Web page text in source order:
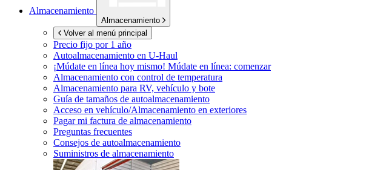
Almacenamiento
Almacenamiento
Volver al menú principal
Precio fijo por 1 año
Autoalmacenamiento en U-Haul
¡Múdate en línea hoy mismo! Múdate en línea: comenzar
Almacenamiento con control de temperatura
Almacenamiento para RV, vehículo y bote
Guía de tamaños de autoalmacenamiento
Acceso en vehículo/Almacenamiento en exteriores
Pagar mi factura de almacenamiento
Preguntas frecuentes
Consejos de autoalmacenamiento
Suministros de almacenamiento